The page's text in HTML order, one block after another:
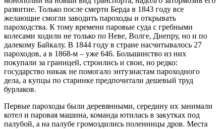
развитие. Только после смерти Берда в 1843 году все
желающие смогли заводить пароходы и открывать
пароходства. К тому времени паровые суда с гребными
колесами ходили не только по Неве, Волге, Днепру, но и по
далекому Байкалу. В 1844 году в стране насчитывалось 27
пароходов, а в 1868-м – уже 646. Большинство из них
покупали за границей, строились и свои, но редко:
государство никак не помогало энтузиастам пароходного
дела, а купцы по старинке предпочитали дешевый труд
бурлаков.
Первые пароходы были деревянными, середину их занимали
котел и паровая машина, команда ютилась в закутках под
палубой, а на палубе громоздились поленницы дров. Места